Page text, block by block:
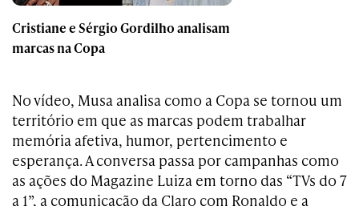
Cristiane e Sérgio Gordilho analisam
marcas na Copa
No vídeo, Musa analisa como a Copa se tornou um
território em que as marcas podem trabalhar
memória afetiva, humor, pertencimento e
esperança. A conversa passa por campanhas como
as ações do Magazine Luiza em torno das “TVs do 7
a 1”, a comunicação da Claro com Ronaldo e a